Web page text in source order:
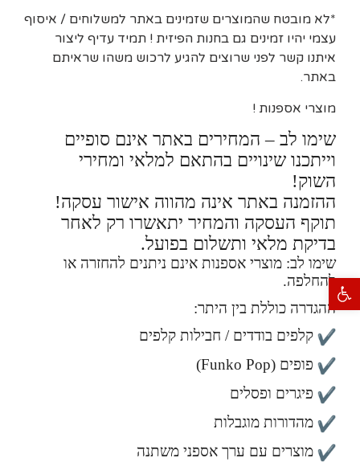
פתח סרגל נגישות
*לא מובטח שהמוצרים שזמינים באתר למשלוחים / איסוף
עצמי יהיו זמינים גם בחנות הפיזית ! תמיד עדיף ליצור
איתנו קשר לפני שרוצים להגיע לרכוש משהו שראיתם
באתר.
מוצרי אספנות !
שימו לב – המחירים באתר אינם סופיים
וייתכנו שינויים בהתאם למלאי ומחירי
השוק!
ההזמנה באתר אינה מהווה אישור עסקה!
תוקף העסקה והמחיר יתאשרו רק לאחר
בדיקת מלאי ותשלום בפועל.
שימו לב: מוצרי אספנות אינם ניתנים להחזרה או
להחלפה.
ההגדרה כוללת בין היתר:
קלפים בודדים / חבילות קלפים
פופים (Funko Pop)
פיגרים ופסלים
מהדורות מוגבלות
מוצרים עם ערך אספני משתנה